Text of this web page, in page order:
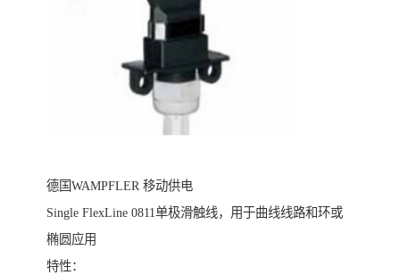
德国WAMPFLER 移动供电
Single FlexLine 0811单极滑触线，用于曲线线路和环或
椭圆应用
特性：